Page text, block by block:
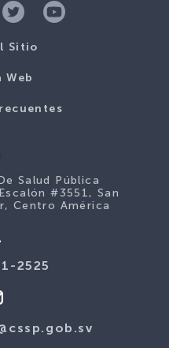
Sitio
Web
Salud Pública
#3551, San
Centro América
2525